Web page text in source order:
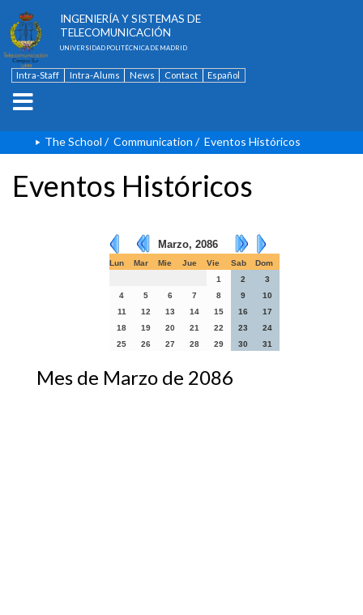
INGENIERÍA Y SISTEMAS DE
TELECOMUNICACIÓN
UNIVERSIDAD POLITÉCNICA DE MADRID
Intra-Staff Intra-Alums News Contact Español
The School / Communication / Eventos Históricos
Eventos Históricos
Marzo, 2086
Lun Mar Mie Jue Vie Sab
Dom
1
2
3
4
5 6 7 8 9
10
11
12 13 14 15 16
17
18
19 20 21 22 23
24
25
26 27 28 29 30 31
Mes de Marzo de 2086